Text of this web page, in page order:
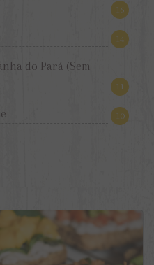
16
14
do Pará (Sem
11
10